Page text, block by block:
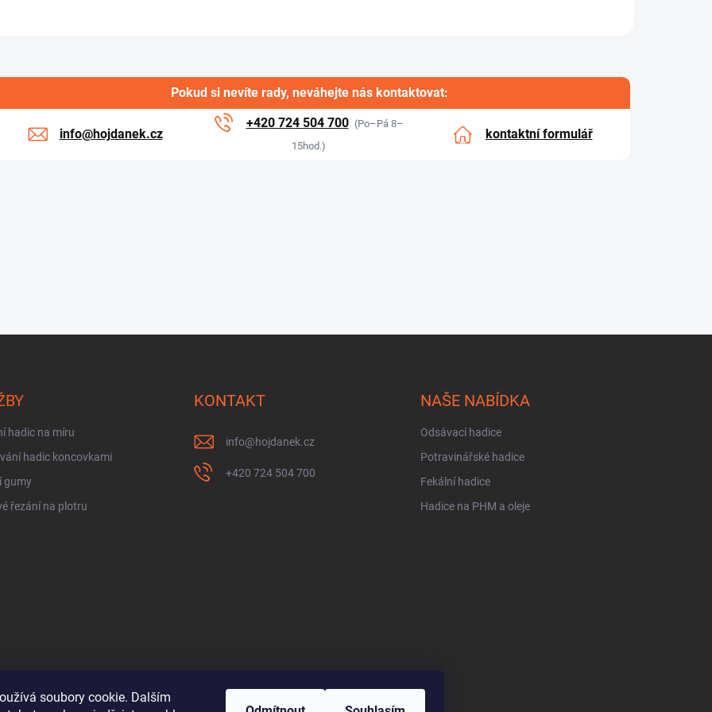
soubory cookie. Dalším
Pokud si nevíte rady, neváhejte nás kontaktovat:
info@hojdanek.cz
+420 724 504 700 (Po–Pá 8–
15hod.)
kontaktní formulář
hadic na míru
hadic koncovkami
gumy
řezání na plotru
KONTAKT
info@hojdanek.cz
+420 724 504 700
NAŠE NABÍDKA
Odsávací hadice
Potravinářské hadice
Fekální hadice
Hadice na PHM a oleje